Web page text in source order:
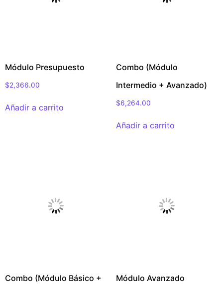
Módulo Presupuesto
$2,366.00
Añadir a carrito
Combo (Módulo
Intermedio + Avanzado)
$6,264.00
Añadir a carrito
Combo (Módulo Básico +
Módulo Avanzado